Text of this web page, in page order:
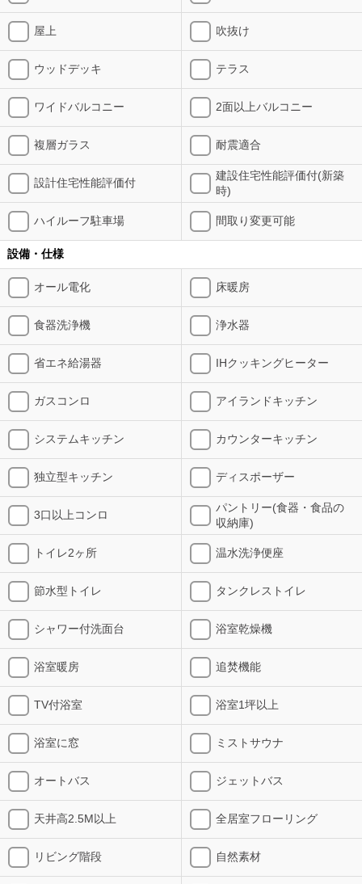
屋上 吹抜け
ウッドデッキ テラス
ワイドバルコニー 2面以上バルコニー
複層ガラス 耐震適合
設計住宅性能評価付
建設住宅性能評価付(新築
時)
ハイルーフ駐車場 間取り変更可能
設備・仕様
オール電化 床暖房
食器洗浄機 浄水器
省エネ給湯器 IHクッキングヒーター
ガスコンロ アイランドキッチン
システムキッチン カウンターキッチン
独立型キッチン ディスポーザー
3口以上コンロ
パントリー(食器・食品の
収納庫)
トイレ2ヶ所 温水洗浄便座
節水型トイレ タンクレストイレ
シャワー付洗面台 浴室乾燥機
浴室暖房 追焚機能
TV付浴室 浴室1坪以上
浴室に窓 ミストサウナ
オートバス ジェットバス
天井高2.5M以上 全居室フローリング
リビング階段 自然素材